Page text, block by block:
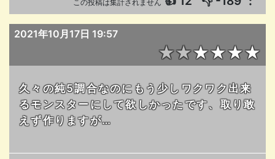
この投稿は集計されません
2021年10月17日 19:57
★★★★★★
久々の純5調合なのにもう少しワクワク出来
るモンスターにして欲しかったです、取り敢
えず作りますが…